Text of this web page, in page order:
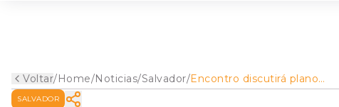
Voltar/Home/Noticias/Salvador/Encontro discutirá plano
sobre mudanças climáticas
SALVADOR